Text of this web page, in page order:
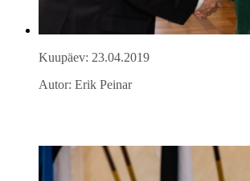
Kuupäev: 23.04.2019
Autor: Erik Peinar